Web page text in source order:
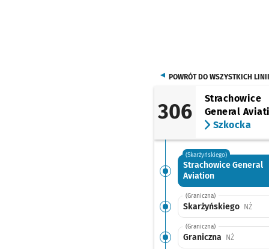
POWRÓT DO WSZYSTKICH LINII
306
Strachowice
General
Szkocka
(Skarżyńskiego)
Strachowice General
Aviation
(Graniczna)
Skarżyńskiego NŻ
(Graniczna)
Graniczna NŻPrzystanek